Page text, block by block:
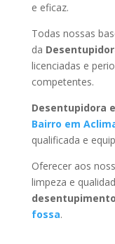
e eficaz.
Todas nossas
da
licenciadas e
competentes.
Desentupidora
Bairro em
qualificada e
Oferecer aos
limpeza e
desentupimento
fossa.